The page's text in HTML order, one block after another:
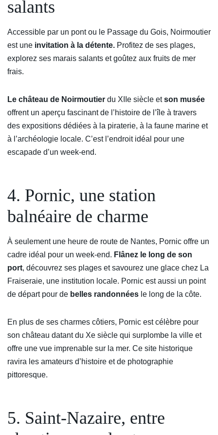
salants
Accessible par un pont ou le Passage du Gois, Noirmoutier
est une invitation à la détente. Profitez de ses plages,
explorez ses marais salants et goûtez aux fruits de mer
frais.
Le château de Noirmoutier du XIIe siècle etson musée
offrent un aperçu fascinant de l’histoire de l’île à travers
des expositions dédiées à la piraterie, à la faune marine et
à l’archéologie locale. C’est l’endroit idéal pour une
escapade d’un week-end.
4. Pornic, une station
balnéaire de charme
À seulement une heure de route de Nantes, Pornic offre un
cadre idéal pour un week-end. Flânez le long de son
port, découvrez ses plages et savourez une glace chez La
Fraiseraie, une institution locale. Pornic est aussi un point
de départ pour de belles randonnées le long de la côte.
En plus de ses charmes côtiers, Pornic est célèbre pour
son château datant du Xe siècle qui surplombe la ville et
offre une vue imprenable sur la mer. Ce site historique
ravira les amateurs d’histoire et de photographie
pittoresque.
5. Saint-Nazaire, entre